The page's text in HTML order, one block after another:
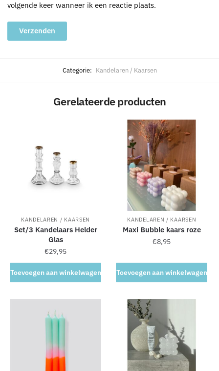
volgende keer wanneer ik een reactie plaats.
Categorie: Kandelaren / Kaarsen
Gerelateerde producten
KANDELAREN / KAARSEN
Set/3 Kandelaars Helder
Glas
€29,95
Toevoegen aan winkelwagen
KANDELAREN / KAARSEN
Maxi Bubble kaars roze
€8,95
Toevoegen aan winkelwagen